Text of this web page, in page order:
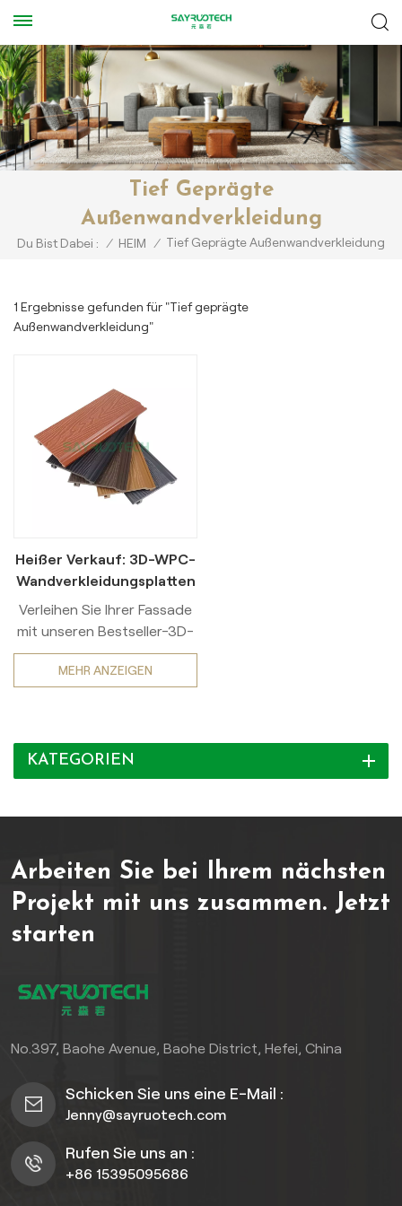
Tief Geprägte
Außenwandverkleidung
Du Bist Dabei : / HEIM / Tief Geprägte Außenwandverkleidung
1 Ergebnisse gefunden für "Tief geprägte
Außenwandverkleidung"
Heißer Verkauf: 3D-WPC-
Wandverkleidungsplatten
für den Außenbereich
von Büros
Verleihen Sie Ihrer Fassade
mit unseren Bestseller-3D-
WPC-
Wandverkleidungsplatten
konzipiert und bieten
höchste Langlebigkeit. Sie
von Holz-Kunststoff-
Verbundwerkstoffen (WPC).
Sie schützen vor
Feuchtigkeit, Korrosion,
sind dabei äußerst
pflegeleicht. Das attraktive
3D-Texturdesign verleiht
Tiefe und ein modernes
Flair und steigert so im
Handumdrehen die
professionelle
Außenwirkung Ihres
Gebäudes. Unsere WPC-
MEHR ANZEIGEN
KATEGORIEN
Arbeiten Sie bei Ihrem nächsten
Projekt mit uns zusammen. Jetzt
starten
No.397, Baohe Avenue, Baohe District, Hefei, China
Schicken Sie uns eine E-Mail :
Jenny@sayruotech.com
Rufen Sie uns an :
+86 15395095686